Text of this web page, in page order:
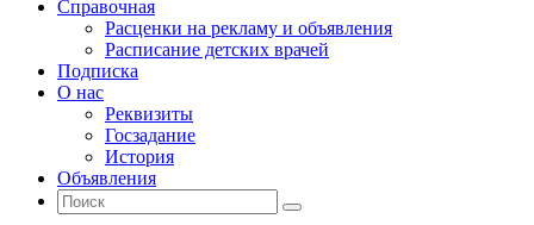
Справочная
Расценки на рекламу и объявления
Расписание детских врачей
Подписка
О нас
Реквизиты
Госзадание
История
Объявления
Поиск
Искать:
Поиск